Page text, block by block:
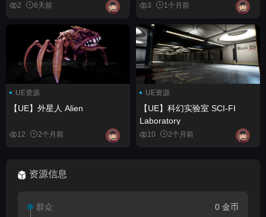
2 6天前 3 1个月前
UE资源
【UE】外星人 Alien
12 2个月前
UE资源
【UE】科幻实验室 SCI-FI
Laboratory
10 2个月前
资源信息
群众 0 金币